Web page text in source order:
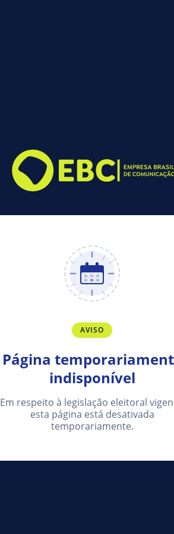
AVISO
Página
indisponível
Em respeito à legislação eleitoral
esta página está desativada
temporariamente.